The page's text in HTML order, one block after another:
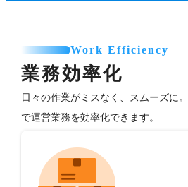
Work Efficiency
業務効率化
日々の作業がミスなく、スムーズに
で運営業務を効率化できます。